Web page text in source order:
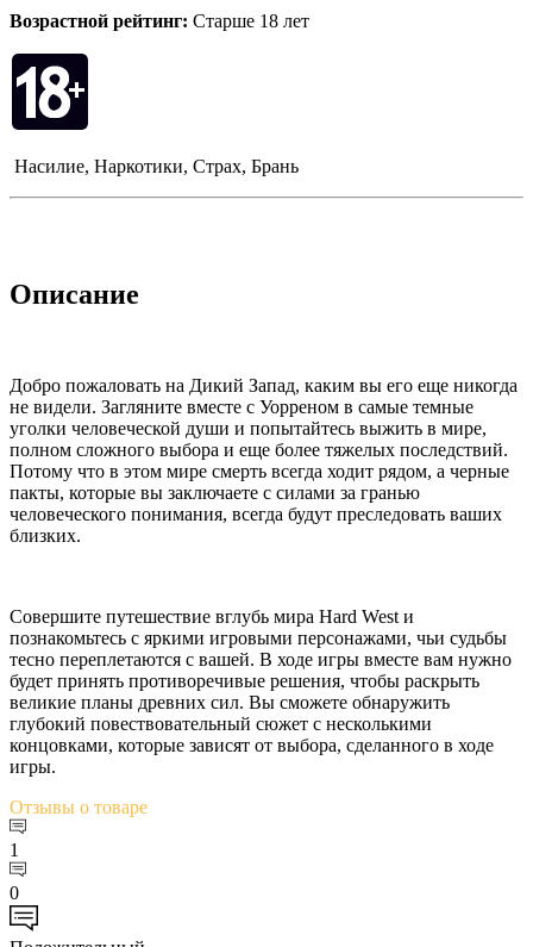
Возрастной рейтинг: Старше 18 лет
Насилие, Наркотики, Страх, Брань
Описание
Добро пожаловать на Дикий Запад, каким вы его еще никогда
не видели. Загляните вместе с Уорреном в самые темные
уголки человеческой души и попытайтесь выжить в мире,
полном сложного выбора и еще более тяжелых последствий.
Потому что в этом мире смерть всегда ходит рядом, а черные
пакты, которые вы заключаете с силами за гранью
человеческого понимания, всегда будут преследовать ваших
близких.
Совершите путешествие вглубь мира Hard West и
познакомьтесь с яркими игровыми персонажами, чьи судьбы
тесно переплетаются с вашей. В ходе игры вместе вам нужно
будет принять противоречивые решения, чтобы раскрыть
великие планы древних сил. Вы сможете обнаружить
глубокий повествовательный сюжет с несколькими
концовками, которые зависят от выбора, сделанного в ходе
игры.
Отзывы о товаре
1
0